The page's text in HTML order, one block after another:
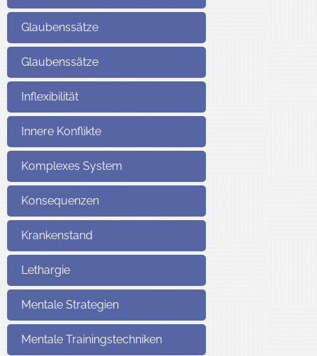
Glaubenssätze
Glaubenssätze
Inflexibilität
Innere Konflikte
Komplexes System
Konsequenzen
Krankenstand
Lethargie
Mentale Strategien
Mentale Trainingstechniken